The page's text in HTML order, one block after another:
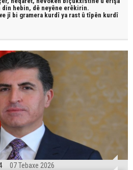
din hebin, dê neyêne erêkirin.
jî bi gramera kurdî ya rast û tîpên kurdî
07 Tebaxe 2026